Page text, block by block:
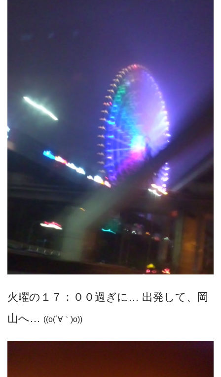
火曜の１７：００過ぎに… 出発して、岡
山へ… ((o(´∀｀)o))